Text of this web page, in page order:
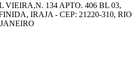
VIEIRA,N. 134 APTO. 406 BL 03,
IRAJA - CEP: 21220-310, RIO